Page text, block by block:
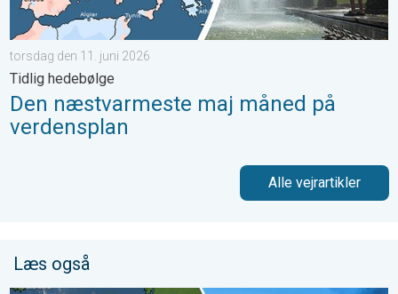
torsdag den 11. juni 2026
Tidlig hedebølge
Den næstvarmeste maj måned på
verdensplan
Alle vejrartikler
Læs også